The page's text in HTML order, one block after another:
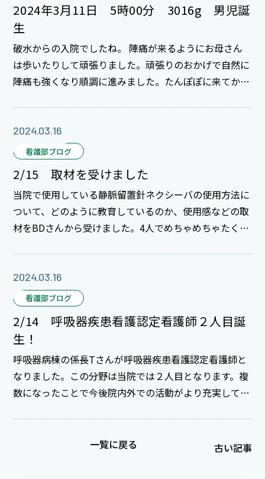
2024年3月11日 5時00分 3016g 男児誕
生
破水からの入院でしたね。 陣痛が来るようにお母さん
は歩いたりして頑張りました。頑張りのおかげで自然に
陣痛も強くなり順調に進みました。たんぽぽに来てから
した。 これから家族が増えて賑やかになりますね。 お
姉ちゃんよろしくね。仲良くしてね。 お父さんも男同
士♪遊んでくださいね。 ご出産おめでとうございまし
た。
2024.03.16
看護部ブログ
2/15 取材を受けました
当院で使用している静脈留置針ネクシーバの使用方法に
ついて、どのように教育しているのか、使用感などの取
材をBDさんから受けました。4人でめちゃめちゃたくさ
2024.03.16
看護部ブログ
2/14 呼吸器疾患看護認定看護師２人目誕
生！
呼吸器病棟の係長Tさんが呼吸器疾患看護認定看護師と
なりました。この分野は当院では２人目となります。複
数になったことで今後院内外での活動がより充実してい
一覧に戻る 古い記事